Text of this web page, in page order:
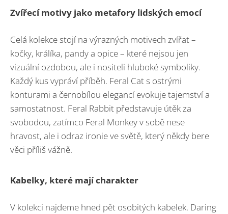
Zvířecí motivy jako metafory lidských emocí
Celá kolekce stojí na výrazných motivech zvířat –
kočky, králíka, pandy a opice – které nejsou jen
vizuální ozdobou, ale i nositeli hluboké symboliky.
Každý kus vypráví příběh. Feral Cat s ostrými
konturami a černobílou elegancí evokuje tajemství a
samostatnost. Feral Rabbit představuje útěk za
svobodou, zatímco Feral Monkey v sobě nese
hravost, ale i odraz ironie ve světě, který někdy bere
věci příliš vážně.
Kabelky, které mají charakter
V kolekci najdeme hned pět osobitých kabelek. Daring